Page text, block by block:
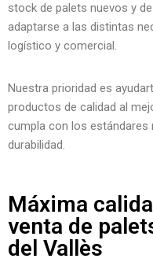
stock de palets nuevos y
adaptarse a las distintas
logístico y comercial.
Nuestra prioridad es
productos de calidad al
cumpla con los
durabilidad.
Máxima
venta de
del Vallès